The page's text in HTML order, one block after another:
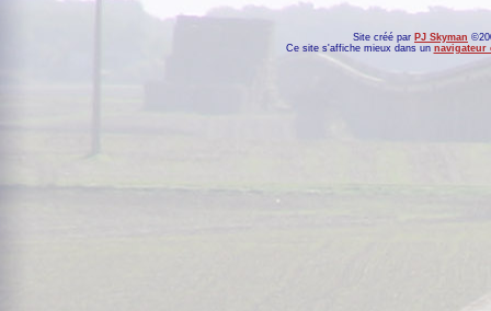
Site créé par PJ Skyman
Ce site s'affiche mieux dans un navigateur